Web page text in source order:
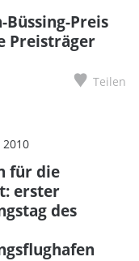
Preis
Preisträger
Teilen
für die
erster
des